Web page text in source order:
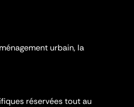
urbain, la
réservées tout au